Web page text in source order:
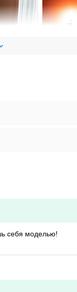
себя моделью!